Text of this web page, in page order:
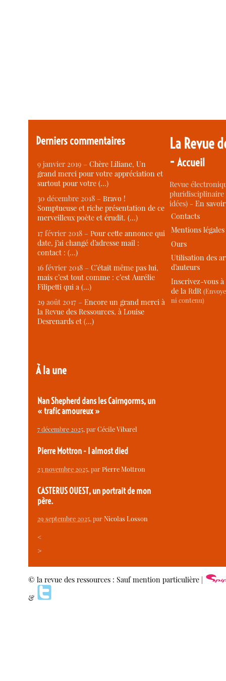
Derniers commentaires
9 janvier 2019 –Chère Liliane, Un
grand merci pour votre appréciation et
surtout pour votre (…)
30 décembre 2018 –Bravo !
Somptueuse et riche présentation de ce
merveilleux poète et érudit. (…)
17 février 2018 –Pour cette annonce qui
date, j’ai changé d’adresse mail :
contact : (…)
16 février 2018 –C’était même pas lui,
mais c’est tout comme : c’est Aurélie
Filipetti qui a (…)
29 août 2017 –Encore un grand merci à
la Revue des Ressources, à Louise
Desrenards et (…)
À la une
Nan Shepherd dans les Cairngorms, un
« trafic amoureux »
7 décembre 2025, parCécile Vibarel
Pierre Mottron - I almost died
23 novembre 2025, parPierre Mottron
CASTERUS OUEST, un portrait de mon
père.
29 septembre 2025, parNicolas Losson
<
>
La Revue
-Accueil
Revue
idées) -En
Contacts
Mentions légales
Ours
Utilisation des
d’auteurs
Inscrivez-vous
de la RdR
ni contenu)
© la revue des ressources : Sauf mention particulière |
&